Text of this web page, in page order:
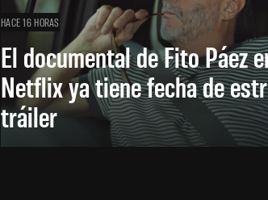
HACE 16 HORAS
El documental de Fito Páez
Netflix ya tiene fecha de
tráiler